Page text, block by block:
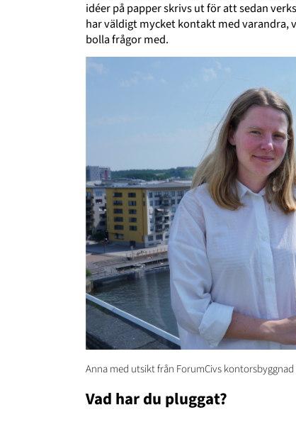
idéer på papper skrivs ut för att sedan
har väldigt mycket kontakt med varandra,
bolla frågor med.
Anna med utsikt från ForumCivs
Vad har du pluggat?